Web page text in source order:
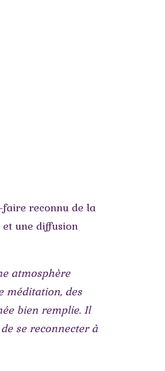
faire reconnu de la
et une diffusion
atmosphère
méditation, des
bien remplie. Il
se reconnecter à